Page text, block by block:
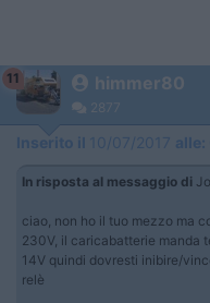
11 himmer80
2877
Inserito il 10/07/2017 alle:
In risposta al messaggio di
ciao, non ho il tuo mezzo ma
230V, il caricabatterie manda
14V quindi dovresti inibire/
relè